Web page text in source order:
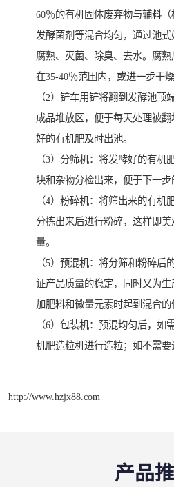
60％的有机固体废弃物与辅料
发酵菌剂等混合均匀，通过池
腐熟、灭菌、除臭、去水。腐
在35-40％范围内，或进一步干
（2）铲车用铲将翻到发酵池顶
成品堆放区，便于每天处理被
好的有机肥及时出池。
（3）分筛机：将发酵好的有机
块和杂物分检出来，便于下一步
（4）粉碎机：将筛出来的有机
分拣出来后进行粉碎，这样即
量。
（5）预混机：将分筛和粉碎后
证产品质量的稳定，同时又为
加肥料和微量元素时起到混合的
（6）包装机：预混均匀后，如
机肥造粒机进行造粒；如不需要
http://www.hzjx88.com
产品